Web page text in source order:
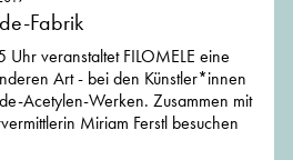
Fabrik
Uhr veranstaltet FILOMELE eine
Art - bei den Künstler*innen
Acetylen-Werken. Zusammen mit
Miriam Ferstl besuchen